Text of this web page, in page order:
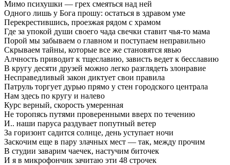
Мимо психушки — грех смеяться над ней
Одного лишь у Бога прошу: остаться в здравом уме
Перекрестившись, проезжая рядом с храмом
Где за упокой души своего чада свечки ставит чья-то мама
Порой мы забываем о главном и поступаем неправильно
Скрываем тайны, которые все же становятся явью
Алчность приводит к тщеславию, зависть ведет к бесславию
В кругу десяти друзей можно легко разглядеть злонравие
Несправедливый закон диктует свои правила
Патруль торгует дурью прямо у стен городского централа
Нам здесь по кругу и налево
Курс верный, скорость умеренная
Не торопясь путями проверенными вверх по течению
И.. наши паруса раздувает попутный ветер
За горизонт садится солнце, день уступает ночи
Заскочим еще в пару злачных мест — так, между прочим
В студии заварим чаечек, настучим биточек
И я в микрофончик зачитаю эти 48 строчек